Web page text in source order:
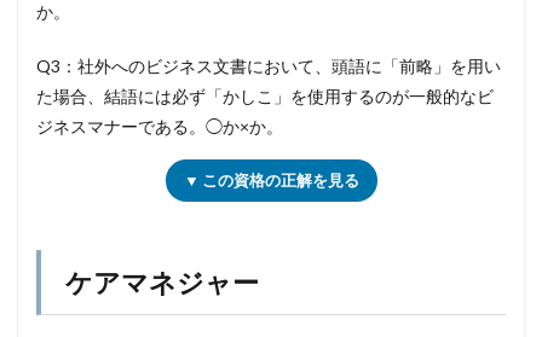
か。
Q3：社外へのビジネス文書において、頭語に「前略」を用い
た場合、結語には必ず「かしこ」を使用するのが一般的なビ
ジネスマナーである。◯か×か。
▼ この資格の正解を見る
ケアマネジャー